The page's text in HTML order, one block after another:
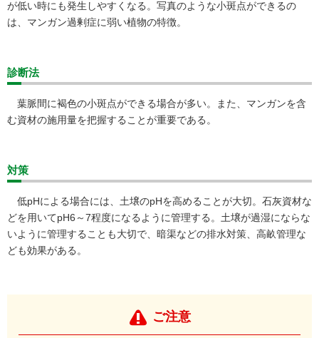
が低い時にも発生しやすくなる。写真のような小斑点ができるの
は、マンガン過剰症に弱い植物の特徴。
診断法
葉脈間に褐色の小斑点ができる場合が多い。また、マンガンを含
む資材の施用量を把握することが重要である。
対策
低pHによる場合には、土壌のpHを高めることが大切。石灰資材な
どを用いてpH6～7程度になるように管理する。土壌が過湿にならな
いように管理することも大切で、暗渠などの排水対策、高畝管理な
ども効果がある。
ご注意